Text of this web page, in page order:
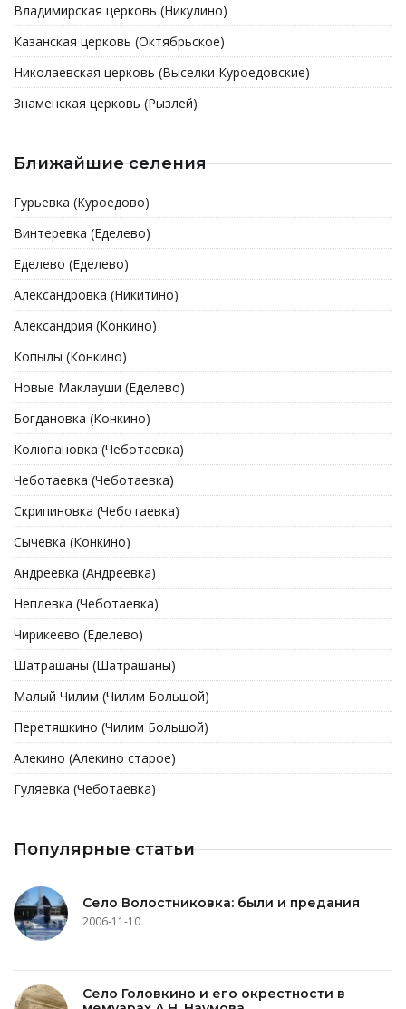
Владимирская церковь (Никулино)
Казанская церковь (Октябрьское)
Николаевская церковь (Выселки Куроедовские)
Знаменская церковь (Рызлей)
Ближайшие селения
Гурьевка (Куроедово)
Винтеревка (Еделево)
Еделево (Еделево)
Александровка (Никитино)
Александрия (Конкино)
Копылы (Конкино)
Новые Маклауши (Еделево)
Богдановка (Конкино)
Колюпановка (Чеботаевка)
Чеботаевка (Чеботаевка)
Скрипиновка (Чеботаевка)
Сычевка (Конкино)
Андреевка (Андреевка)
Неплевка (Чеботаевка)
Чирикеево (Еделево)
Шатрашаны (Шатрашаны)
Малый Чилим (Чилим Большой)
Перетяшкино (Чилим Большой)
Алекино (Алекино старое)
Гуляевка (Чеботаевка)
Популярные статьи
Село Волостниковка: были и предания
2006-11-10
Село Головкино и его окрестности в